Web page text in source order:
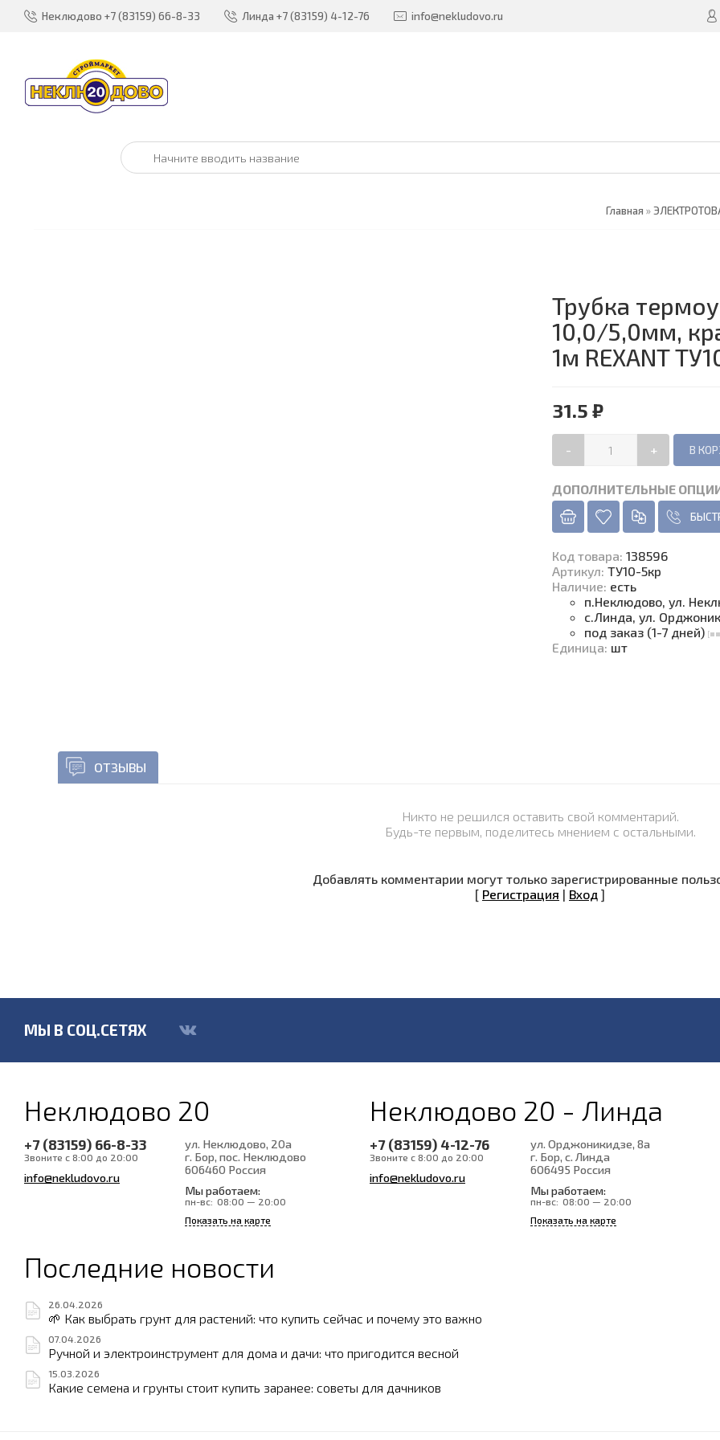
Неклюдово +7 (83159) 66-8-33 Линда +7 (83159) 4-12-76 info@nekludovo.ru
Главная »
Трубка
10,0/5,0мм,
1м REXANT
31.5 ₽
- +
ДОПОЛНИТЕЛЬНЫЕ
Код товара: 138596
Артикул: ТУ10-5кр
Наличие: есть
п.Неклюдово, ул.
с.Линда, ул.
под заказ (1-7 дней)
Единица: шт
ОТЗЫВЫ
Никто не решился оставить свой комментарий.
Будь-те первым, поделитесь мнением с остальными.
Добавлять комментарии могут только зарегистрированные
[ Регистрация | Вход ]
МЫ В СОЦ.СЕТЯХ
Неклюдово 20
+7 (83159) 66-8-33
Звоните с 8:00 до 20:00
info@nekludovo.ru
ул. Неклюдово, 20а
г. Бор, пос. Неклюдово
606460 Россия
Мы работаем:
пн-вс: 08:00 — 20:00
Показать на карте
Неклюдово 20 - Линда
+7 (83159) 4-12-76
Звоните с 8:00 до 20:00
info@nekludovo.ru
ул. Орджоникидзе, 8а
г. Бор, с. Линда
606495 Россия
Мы работаем:
пн-вс: 08:00 — 20:00
Показать на карте
Последние новости
26.04.2026
🌱 Как выбрать грунт для растений: что купить сейчас и почему это важно
07.04.2026
Ручной и электроинструмент для дома и дачи: что пригодится весной
15.03.2026
Какие семена и грунты стоит купить заранее: советы для дачников